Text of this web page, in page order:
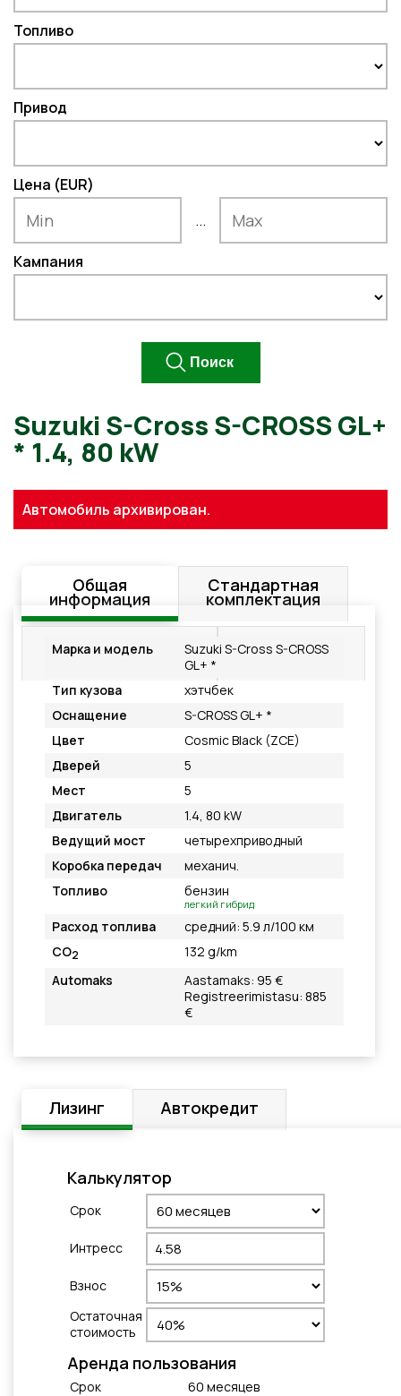
Топливо
Привод
Цена (EUR)
...
Кампания
Suzuki S-Cross S-CROSS
Автомобиль архивирован.
Общая
информация
Стандартная
комплектация
Дополнительное
оснащение
Подробнее
Марка и модель
Suzuki S-Cross S-CROSS
GL+ *
Тип кузова
хэтчбек
Оснащение
S-CROSS GL+ *
Цвет
Cosmic Black (ZCE)
Дверей
5
Мест
5
Двигатель
1.4, 80 kW
Ведущий мост
четырехприводный
Коробка передач
механич.
Топливо
бензин
легкий гибрид
Расход топлива
средний: 5.9 л/100 км
CO2
132 g/km
Automaks
Aastamaks: 95 €
Registreerimistasu: 885
€
Лизинг Автокредит
Калькулятор
Cрок
Интресс
Взнос
Остаточная
стоимость
Aренда пользования
Cрок 60 месяцeв